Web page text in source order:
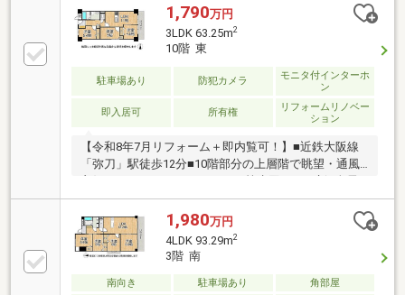
1,790万円
3LDK 63.25m2
10階 東
駐車場あり 防犯カメラ
モニタ付インターホ
ン
即入居可 所有権
リフォームリノベー
ション
【令和8年7月リフォーム＋即内覧可！】■近鉄大阪線
「弥刀」駅徒歩12分■10階部分の上層階で眺望・通風
室収納あり
1,980万円
4LDK 93.29m2
3階 南
南向き 駐車場あり
角部屋